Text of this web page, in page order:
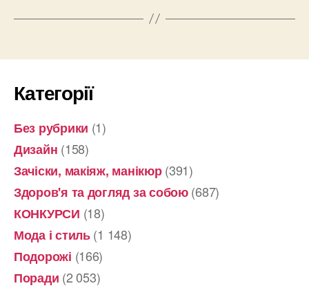
Категорії
Без рубрики (1)
Дизайн (158)
Зачіски, макіяж, манікюр(391)
Здоров'я та догляд за собою(687)
КОНКУРСИ (18)
Мода і стиль(1 148)
Подорожі (166)
Поради (2 053)